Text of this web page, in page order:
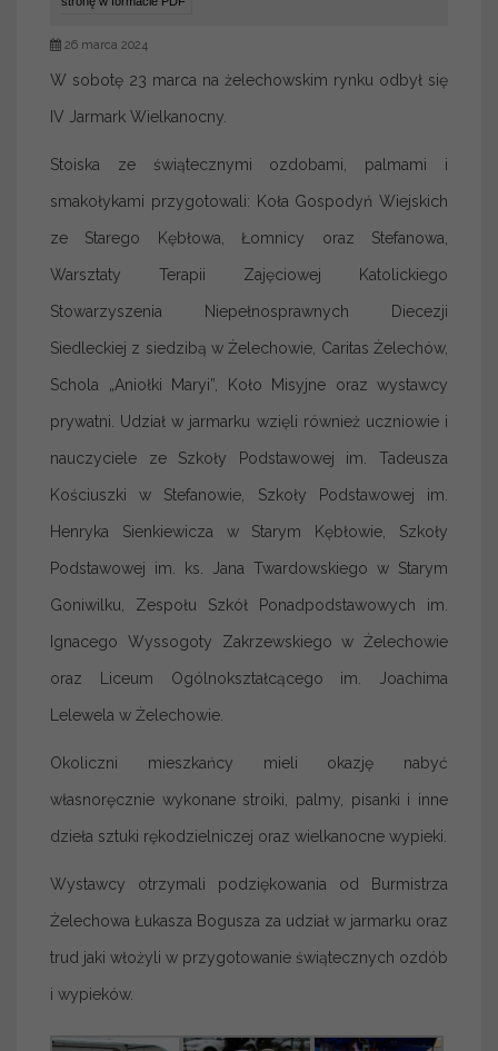
26 marca 2024
W sobotę 23 marca na żelechowskim rynku odbył się
IV Jarmark Wielkanocny.
Stoiska ze świątecznymi ozdobami, palmami i
smakołykami przygotowali: Koła Gospodyń Wiejskich
ze Starego Kębłowa, Łomnicy oraz Stefanowa,
Warsztaty Terapii Zajęciowej Katolickiego
Stowarzyszenia Niepełnosprawnych Diecezji
Siedleckiej z siedzibą w Żelechowie, Caritas Żelechów,
Schola „Aniołki Maryi”, Koło Misyjne oraz wystawcy
prywatni. Udział w jarmarku wzięli również uczniowie i
nauczyciele ze Szkoły Podstawowej im. Tadeusza
Kościuszki w Stefanowie, Szkoły Podstawowej im.
Henryka Sienkiewicza w Starym Kębłowie, Szkoły
Podstawowej im. ks. Jana Twardowskiego w Starym
Goniwilku, Zespołu Szkół Ponadpodstawowych im.
Ignacego Wyssogoty Zakrzewskiego w Żelechowie
oraz Liceum Ogólnokształcącego im. Joachima
Lelewela w Żelechowie.
Okoliczni mieszkańcy mieli okazję nabyć
własnoręcznie wykonane stroiki, palmy, pisanki i inne
dzieła sztuki rękodzielniczej oraz wielkanocne wypieki.
Wystawcy otrzymali podziękowania od Burmistrza
Żelechowa Łukasza Bogusza za udział w jarmarku oraz
trud jaki włożyli w przygotowanie świątecznych ozdób
i wypieków.